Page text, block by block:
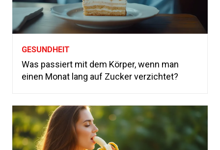
GESUNDHEIT
Was passiert mit dem Körper, wenn man
einen Monat lang auf Zucker verzichtet?